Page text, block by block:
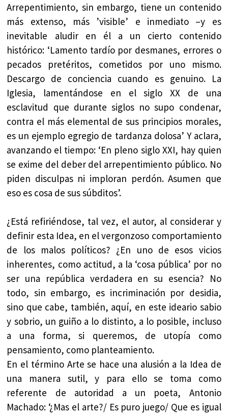
Arrepentimiento, sin embargo, tiene un contenido
más extenso, más ’visible’ e inmediato –y es
inevitable aludir en él a un cierto contenido
histórico: ‘Lamento tardío por desmanes, errores o
pecados pretéritos, cometidos por uno mismo.
Descargo de conciencia cuando es genuino. La
Iglesia, lamentándose en el siglo XX de una
esclavitud que durante siglos no supo condenar,
contra el más elemental de sus principios morales,
es un ejemplo egregio de tardanza dolosa’ Y aclara,
avanzando el tiempo: ‘En pleno siglo XXI, hay quien
se exime del deber del arrepentimiento público. No
piden disculpas ni imploran perdón. Asumen que
eso es cosa de sus súbditos’.
¿Está refiriéndose, tal vez, el autor, al considerar y
definir esta Idea, en el vergonzoso comportamiento
de los malos políticos? ¿En uno de esos vicios
inherentes, como actitud, a la ‘cosa pública’ por no
ser una república verdadera en su esencia? No
todo, sin embargo, es incriminación por desidia,
sino que cabe, también, aquí, en este ideario sabio
y sobrio, un guiño a lo distinto, a lo posible, incluso
a una forma, si queremos, de utopía como
pensamiento, como planteamiento.
En el término Arte se hace una alusión a la Idea de
una manera sutil, y para ello se toma como
referente de autoridad a un poeta, Antonio
Machado: ‘¿Mas el arte?/ Es puro juego/ Que es igual